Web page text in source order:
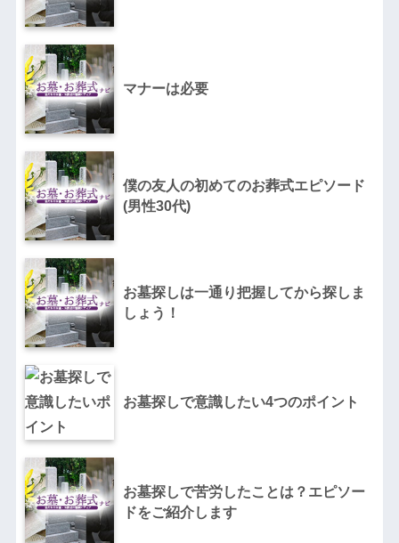
マナーは必要
僕の友人の初めてのお葬式エピソード
(男性30代)
お墓探しは一通り把握してから探しま
しょう！
お墓探しで意識したい4つのポイント
お墓探しで苦労したことは？エピソー
ドをご紹介します